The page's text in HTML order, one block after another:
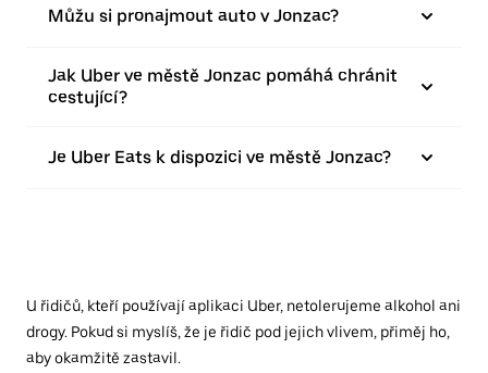
Můžu si pronajmout auto v Jonzac?
Jak Uber ve městě Jonzac pomáhá chránit
cestující?
Je Uber Eats k dispozici ve městě Jonzac?
U řidičů, kteří používají aplikaci Uber, netolerujeme alkohol ani
drogy. Pokud si myslíš, že je řidič pod jejich vlivem, přiměj ho,
aby okamžitě zastavil.